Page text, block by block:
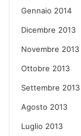
Gennaio 2014
Dicembre 2013
Novembre 2013
Ottobre 2013
Settembre 2013
Agosto 2013
Luglio 2013